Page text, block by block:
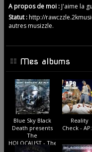
A propos de moi :J'aime la
Statut :http://
autres musizzle.
Mes albums
Blue Sky Black
Death presents
The
HOLOCAUST - The
Holocaust
Reality
Check -